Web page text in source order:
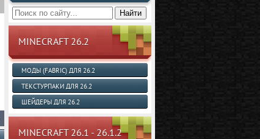
Найти
MINECRAFT 26.2
МОДЫ (FABRIC) ДЛЯ 26.2
ТЕКСТУРПАКИ ДЛЯ 26.2
ШЕЙДЕРЫ ДЛЯ 26.2
MINECRAFT 26.1 - 26.1.2